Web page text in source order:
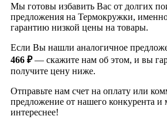
Мы готовы избавить Вас от долгих
предложения на Термокружки,
гарантию низкой цены на товары.
Если Вы нашли аналогичное
466 ₽— скажите нам об этом, и вы
получите цену ниже.
Отправьте нам счет на оплату или
предложение от нашего конкурента
интереснее!